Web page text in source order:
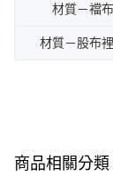
材質－襠布
材質－股布裡
商品相關分類